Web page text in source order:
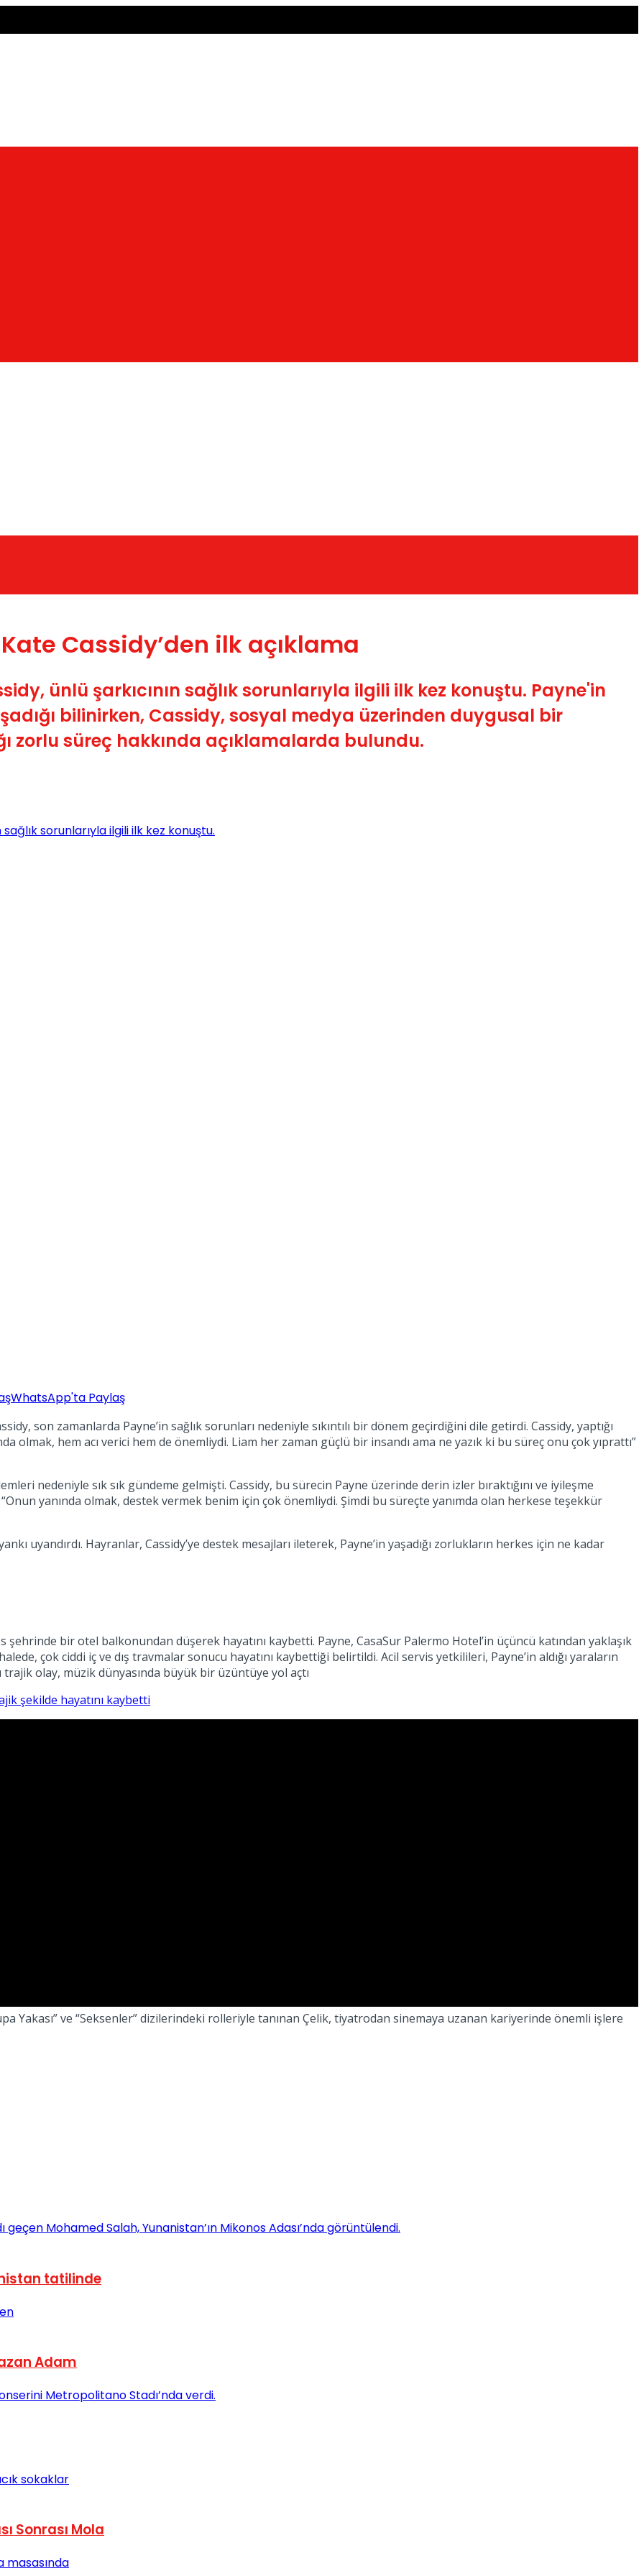
Cassidy’den ilk açıklama
ünlü şarkıcının sağlık sorunlarıyla ilgili ilk kez konuştu. Payne'in
bilinirken, Cassidy, sosyal medya üzerinden duygusal bir
zorlu süreç hakkında açıklamalarda bulundu.
WhatsApp'ta Paylaş
son zamanlarda Payne’in sağlık sorunları nedeniyle sıkıntılı bir dönem geçirdiğini dile getirdi. Cassidy, yaptığı
olmak, hem acı verici hem de önemliydi. Liam her zaman güçlü bir insandı ama ne yazık ki bu süreç onu çok yıprattı”
nedeniyle sık sık gündeme gelmişti. Cassidy, bu sürecin Payne üzerinde derin izler bıraktığını ve iyileşme
yanında olmak, destek vermek benim için çok önemliydi. Şimdi bu süreçte yanımda olan herkese teşekkür
uyandırdı. Hayranlar, Cassidy’ye destek mesajları ileterek, Payne’in yaşadığı zorlukların herkes için ne kadar
bir otel balkonundan düşerek hayatını kaybetti. Payne, CasaSur Palermo Hotel’in üçüncü katından yaklaşık
çok ciddi iç ve dış travmalar sonucu hayatını kaybettiği belirtildi. Acil servis yetkilileri, Payne’in aldığı yaraların
trajik olay, müzik dünyasında büyük bir üzüntüye yol açtı
şekilde hayatını kaybetti
Yakası” ve “Seksenler” dizilerindeki rolleriyle tanınan Çelik, tiyatrodan sinemaya uzanan kariyerinde önemli işlere
tatilinde
Adam
Sonrası Mola